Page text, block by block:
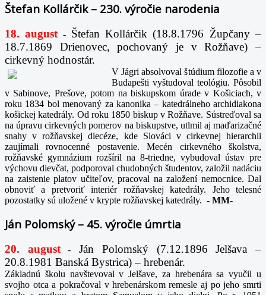
Štefan Kollárčik – 230. výročie narodenia
18. august -
Štefan Kollárčik (18.8.1796 Župčany –
18.7.1869 Drienovec, pochovaný je v Rožňave) –
cirkevný hodnostár.
V Jágri absolvoval štúdium filozofie a v
Budapešti vyštudoval teológiu. Pôsobil
v Sabinove, Prešove, potom na biskupskom úrade v Košiciach, v
roku 1834 bol menovaný za kanonika – katedrálneho archidiakona
košickej katedrály. Od roku 1850 biskup v Rožňave. Sústreďoval sa
na úpravu cirkevných pomerov na biskupstve, utlmil aj maďarizačné
snahy v rožňavskej diecéze, kde Slováci v cirkevnej hierarchii
zaujímali rovnocenné postavenie. Mecén cirkevného školstva,
rožňavské gymnázium rozšíril na 8-triedne, vybudoval ústav pre
výchovu dievčat, podporoval chudobných študentov, založil nadáciu
na zaistenie platov učiteľov, pracoval na založení nemocnice. Dal
obnoviť a pretvoriť interiér rožňavskej katedrály. Jeho telesné
pozostatky sú uložené v krypte rožňavskej katedrály. - MM-
Ján Polomský – 45. výročie úmrtia
20. august-
Ján Polomský (7.12.1896 Jelšava –
20.8.1981 Banská Bystrica) – hrebenár.
Základnú školu navštevoval v Jelšave, za hrebenára sa vyučil u
svojho otca a pokračoval v hrebenárskom remesle aj po jeho smrti